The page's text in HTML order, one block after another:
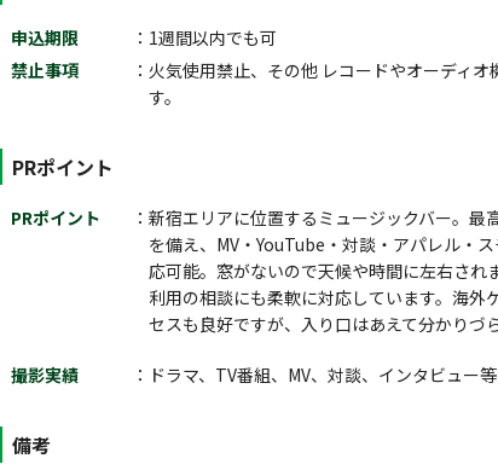
申込期限
1週間以内でも可
禁止事項
火気使用禁止、その他 レコードやオーディ
す。
PRポイント
PRポイント
新宿エリアに位置するミュージックバー。最
を備え、MV・YouTube・対談・アパレル・
応可能。窓がないので天候や時間に左右され
利用の相談にも柔軟に対応しています。海外
セスも良好ですが、入り口はあえて分かりづ
撮影実績 ドラマ、TV番組、MV、対談、インタビュー等
備考